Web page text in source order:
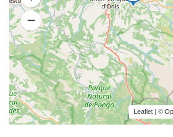
Leaflet | ©